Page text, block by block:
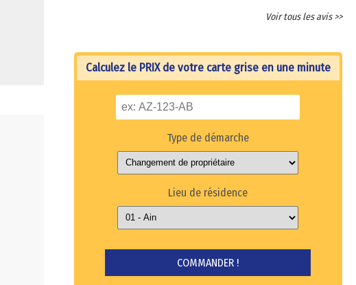
Voir tous les avis >>
Calculez le PRIX de votre carte grise en une minute
Type de démarche
Lieu de résidence